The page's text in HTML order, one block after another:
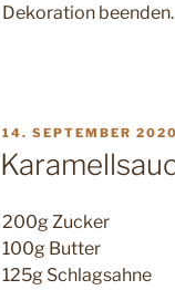
Dekoration beenden.
VERÖFFENTLICHT
14. SEPTEMBER 2020
200g Zucker
100g Butter
125g Schlagsahne